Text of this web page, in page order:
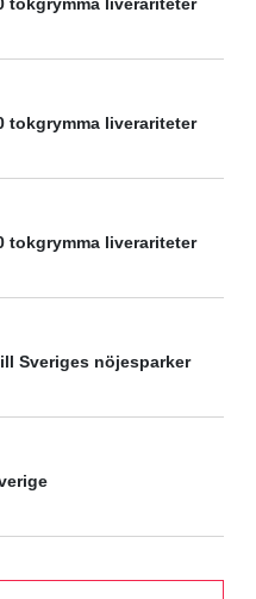
tokgrymma liverariteter
tokgrymma liverariteter
tokgrymma liverariteter
Sveriges nöjesparker